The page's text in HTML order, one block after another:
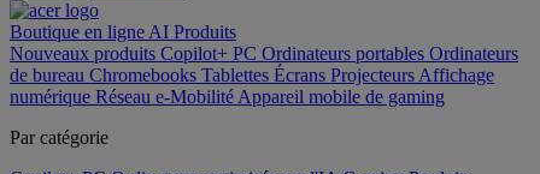
Boutique en ligne AI Produits
Nouveaux produits Copilot+ PC Ordinateurs portables Ordinateurs
de bureau Chromebooks Tablettes Écrans Projecteurs Affichage
numérique Réseau e-Mobilité Appareil mobile de gaming
Par catégorie